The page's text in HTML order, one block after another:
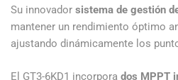
Su innovador sistema de gestión
mantener un rendimiento óptimo
ajustando dinámicamente los
El GT3-6KD1 incorpora dos MPPT